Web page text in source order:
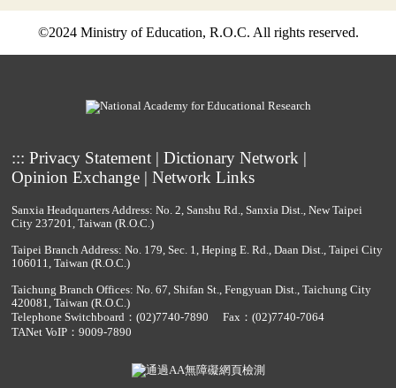
©2024 Ministry of Education, R.O.C. All rights reserved.
::: Privacy Statement| Dictionary Network |
Opinion Exchange| Network Links
Sanxia Headquarters Address: No. 2, Sanshu Rd., Sanxia Dist., New Taipei
City 237201, Taiwan (R.O.C.)
Taipei Branch Address: No. 179, Sec. 1, Heping E. Rd., Daan Dist., Taipei City
106011, Taiwan (R.O.C.)
Taichung Branch Offices: No. 67, Shifan St., Fengyuan Dist., Taichung City
420081, Taiwan (R.O.C.)
Telephone Switchboard： (02)7740-7890
Fax：(02)7740-7064
TANet VoIP：9009-7890